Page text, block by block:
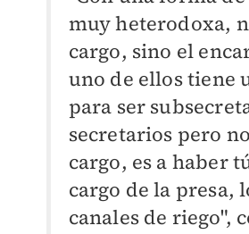
muy heterodoxa,
cargo, sino el
uno de ellos tiene
para ser
secretarios pero
cargo, es a haber
cargo de la presa,
canales de riego",